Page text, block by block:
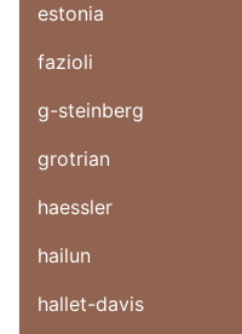
estonia
fazioli
g-steinberg
grotrian
haessler
hailun
hallet-davis